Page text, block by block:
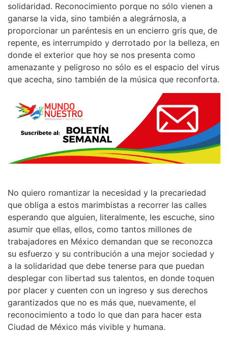
solidaridad. Reconocimiento porque no sólo vienen a
ganarse la vida, sino también a alegrárnosla, a
proporcionar un paréntesis en un encierro gris que, de
repente, es interrumpido y derrotado por la belleza, en
donde el exterior que hoy se nos presenta como
amenazante y peligroso no sólo es el espacio del virus
que acecha, sino también de la música que reconforta.
No quiero romantizar la necesidad y la precariedad
que obliga a estos marimbistas a recorrer las calles
esperando que alguien, literalmente, les escuche, sino
asumir que ellas, ellos, como tantos millones de
trabajadores en México demandan que se reconozca
su esfuerzo y su contribución a una mejor sociedad y
a la solidaridad que debe tenerse para que puedan
desplegar con libertad sus talentos, en donde toquen
por placer y cuenten con un ingreso y sus derechos
garantizados que no es más que, nuevamente, el
reconocimiento a todo lo que dan para hacer esta
Ciudad de México más vivible y humana.